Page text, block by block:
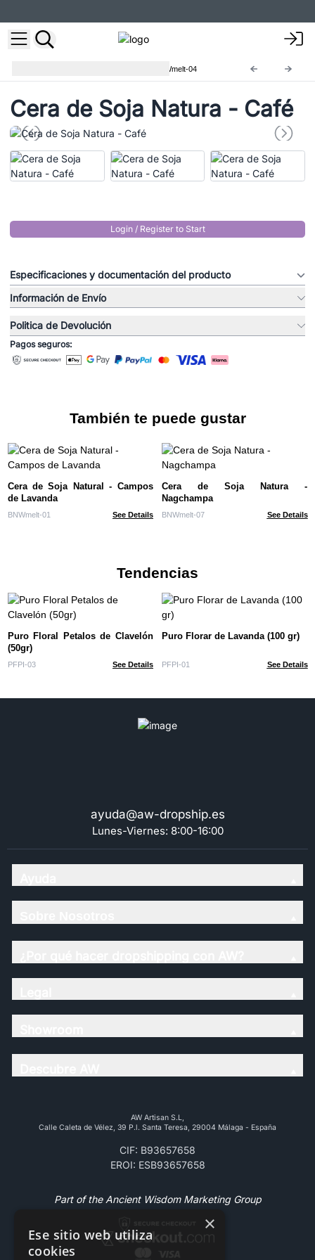
BNWmelt-04
Cera de Soja Natura - Café
Login / Register to Start
Especificaciones y documentación del producto
Información de Envío
Politica de Devolución
Pagos seguros:
También te puede gustar
Cera de Soja Natural - Campos
de Lavanda
BNWmelt-01 See Details
Cera de Soja Natura -
Nagchampa
BNWmelt-07 See Details
Tendencias
Puro Floral Petalos de Clavelón
(50gr)
PFPI-03 See Details
Puro Florar de Lavanda (100 gr)
PFPI-01 See Details
ayuda@aw-dropship.es
Lunes-Viernes: 8:00-16:00
AW Artisan S.L,
Calle Caleta de Vélez, 39 P.l. Santa Teresa, 29004 Málaga - España
CIF: B93657658
EROI: ESB93657658
Part of the Ancient Wisdom Marketing Group
×
Ese sitio web utiliza
cookies